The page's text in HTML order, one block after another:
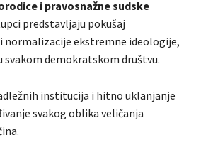
i pravosnažne sudske
predstavljaju pokušaj
normalizacije ekstremne ideologije,
demokratskom društvu.
institucija i hitno uklanjanje
svakog oblika veličanja